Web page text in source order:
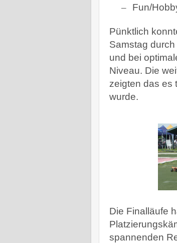
–
Fun/
Pünktlich
Samstag
und bei
Niveau. Die
zeigten das es
wurde.
Die Finalläufe
spannenden